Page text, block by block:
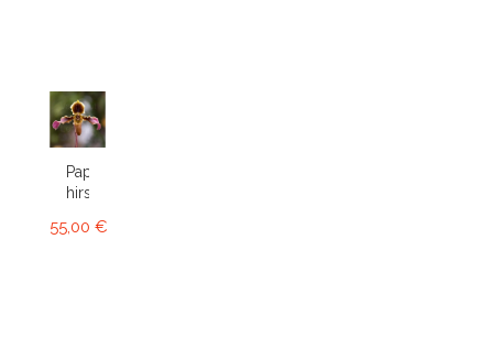
Paphiopedilum
hirsutissimum
55,00 €